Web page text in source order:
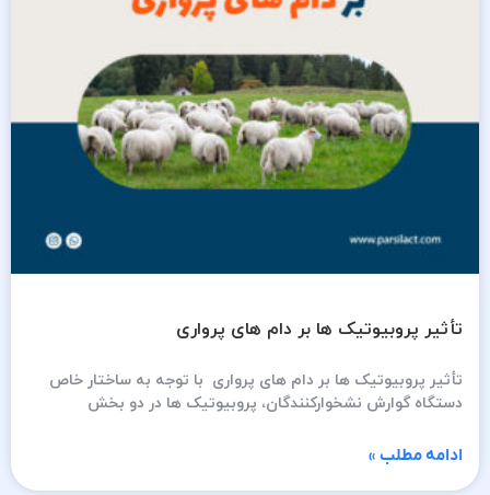
تأثیر پروبیوتیک ها بر دام های پرواری
تأثیر پروبیوتیک ها بر دام های پرواری با توجه به ساختار خاص
دستگاه گوارش نشخوارکنندگان، پروبیوتیک ها در دو بخش
ادامه مطلب »